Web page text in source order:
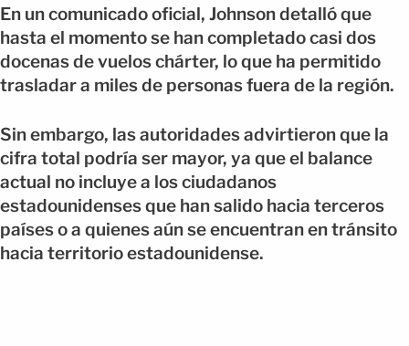
En un comunicado oficial, Johnson detalló que
hasta el momento se han completado casi dos
docenas de vuelos chárter, lo que ha permitido
trasladar a miles de personas fuera de la región.
Sin embargo, las autoridades advirtieron que la
cifra total podría ser mayor, ya que el balance
actual no incluye a los ciudadanos
estadounidenses que han salido hacia terceros
países o a quienes aún se encuentran en tránsito
hacia territorio estadounidense.